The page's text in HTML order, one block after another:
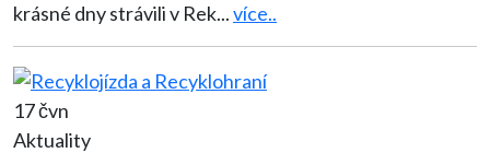
krásné dny strávili v Rek...více..
17 čvn
Aktuality